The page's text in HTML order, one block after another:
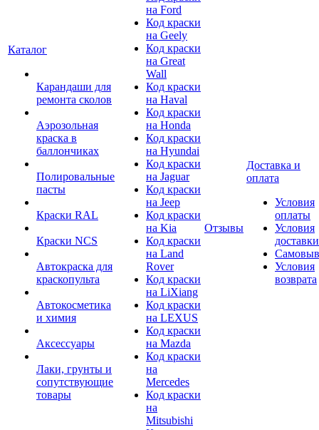
Каталог
Карандаши для
ремонта сколов
Аэрозольная
краска в
баллончиках
Полировальные
пасты
Краски RAL
Краски NCS
Автокраска для
краскопульта
Автокосметика
и химия
Аксессуары
Лаки, грунты и
сопутствующие
товары
на Ford
Код краски
на Geely
Код краски
на Great
Wall
Код краски
на Haval
Код краски
на Honda
Код краски
на Hyundai
Код краски
на Jaguar
Код краски
на Jeep
Код краски
на Kia
Код краски
на Land
Rover
Код краски
на LiXiang
Код краски
на LEXUS
Код краски
на Mazda
Код краски
на
Mercedes
Код краски
на
Mitsubishi
Отзывы
Доставка и
оплата
Условия
оплаты
Условия
доставки
Условия
возврата